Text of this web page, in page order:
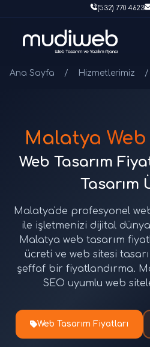
(532) 770 4623
Ana Sayfa / Hizmetlerimiz /
Malatya Web
Web Tasarım
Tasarım
Malatya'de profesyonel
ile işletmenizi dijital
Malatya web tasarım
ücreti ve web sitesi
şeffaf bir fiyatlandırma.
SEO uyumlu web
Web Tasarım Fiyatları